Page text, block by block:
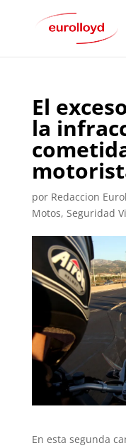
El
la
por Redaccion
Motos, Seguridad
En esta segunda